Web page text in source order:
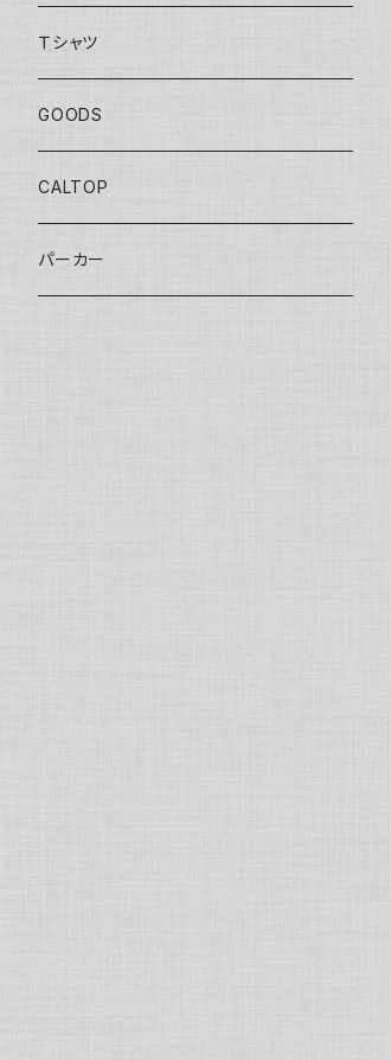
BOULEVARD SERIES
ANNIVERSARY SERIES
THEME AUTOMOTIVE
MONSTER TRUCKS
Ｔシャツ
GOODS
CALTOP
パーカー